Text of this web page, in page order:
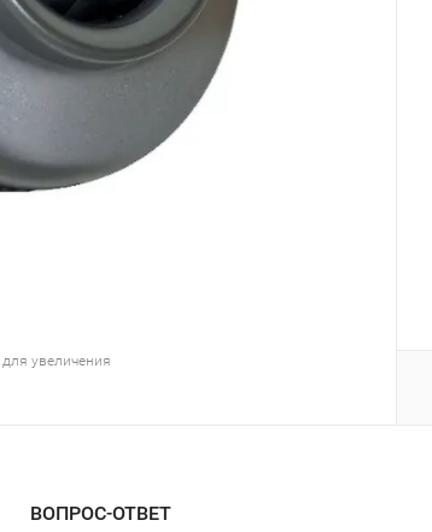
увеличения
ВОПРОС-ОТВЕТ